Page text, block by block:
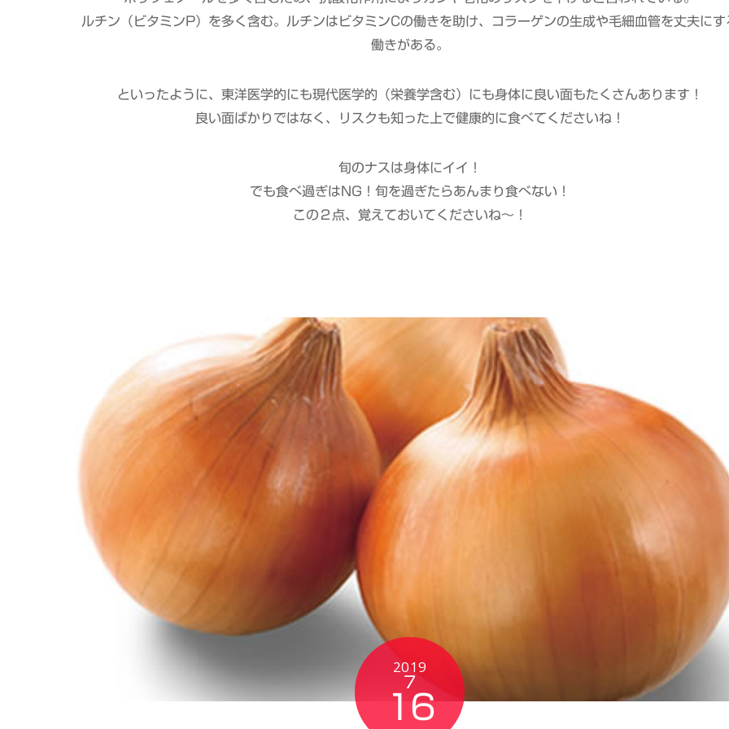
ルチン（ビタミンP）を多く含む。ルチンはビタミンCの働きを助け、コラーゲンの生成や毛細血管を丈夫にす
働きがある。
といったように、東洋医学的にも現代医学的（栄養学含む）にも身体に良い面もたくさんあります！
良い面ばかりではなく、リスクも知った上で健康的に食べてくださいね！
旬のナスは身体にイイ！
でも食べ過ぎはNG！旬を過ぎたらあんまり食べない！
この２点、覚えておいてくださいね～！
2019
7
16